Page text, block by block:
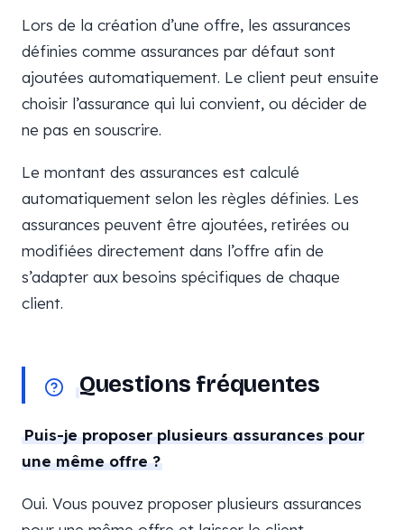
Lors de la création d’une offre, les assurances
définies comme assurances par défaut sont
ajoutées automatiquement. Le client peut ensuite
choisir l’assurance qui lui convient, ou décider de
ne pas en souscrire.
Le montant des assurances est calculé
automatiquement selon les règles définies. Les
assurances peuvent être ajoutées, retirées ou
modifiées directement dans l’offre afin de
s’adapter aux besoins spécifiques de chaque
client.
Questions fréquentes
Puis-je proposer plusieurs assurances pour
une même offre ?
Oui. Vous pouvez proposer plusieurs assurances